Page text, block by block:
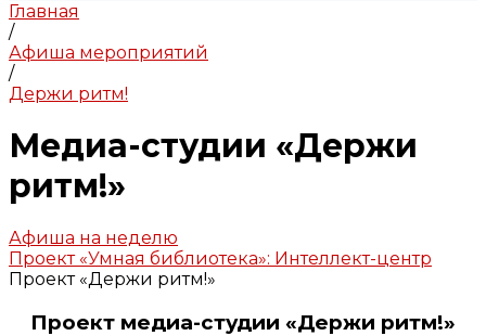
Главная
/
Афиша мероприятий
/
Держи ритм!
Медиа-студии «Держи
ритм!»
Афиша на неделю
Проект «Умная библиотека»: Интеллект-центр
Проект «Держи ритм!»
Проект медиа-студии «Держи ритм!»